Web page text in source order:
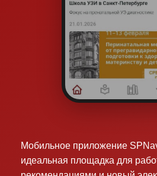
Мобильное приложение
идеальная площадка для